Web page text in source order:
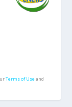
Terms of Useand